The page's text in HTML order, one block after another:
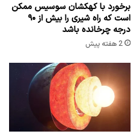
برخورد با کهکشان سوسیس ممکن
است که راه شیری را بیش از ۹۰
درجه چرخانده باشد
2 هفته پیش